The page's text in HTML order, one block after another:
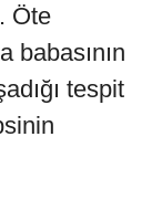
Öte
babasının
tespit